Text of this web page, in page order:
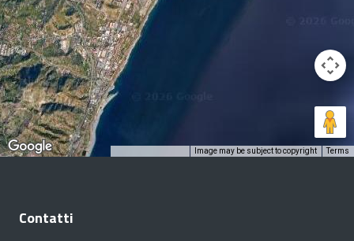
Image may be subject to copyright Terms
Contatti